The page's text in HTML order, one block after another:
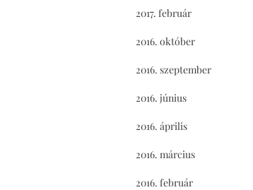
2017. február
2016. október
2016. szeptember
2016. június
2016. április
2016. március
2016. február